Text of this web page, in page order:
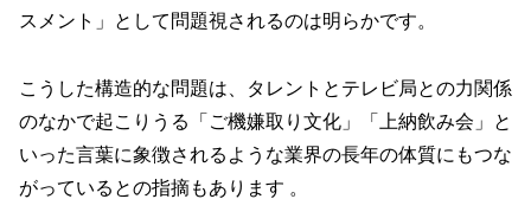
スメント」として問題視されるのは明らかです。
こうした構造的な問題は、タレントとテレビ局との力関係
のなかで起こりうる「ご機嫌取り文化」「上納飲み会」と
いった言葉に象徴されるような業界の長年の体質にもつな
がっているとの指摘もあります 。